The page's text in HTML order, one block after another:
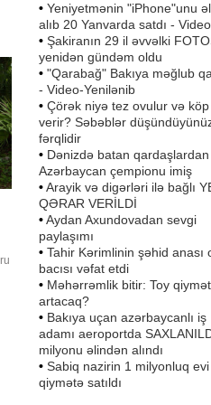
• Yeniyetmənin "iPhone"unu
alıb 20 Yanvarda satdı - Video
• Şakiranın 29 il əvvəlki
yenidən gündəm oldu
• "Qarabağ" Bakıya məğlub
- Video-Yenilənib
• Çörək niyə tez ovulur və köp
verir? Səbəblər
fərqlidir
• Dənizdə batan
Azərbaycan çempionu imiş
•Arayik və digərləri ilə bağlı
QƏRAR VERİLDİ
•Aydan Axundovadan sevgi
paylaşımı
• Tahir Kərimlinin şəhid anası
bacısı vəfat etdi
• Məhərrəmlik bitir: Toy
artacaq?
• Bakıya uçan azərbaycanlı iş
adamı aeroportda
milyonu əlindən alındı
• Sabiq nazirin 1 milyonluq evi
qiymətə satıldı